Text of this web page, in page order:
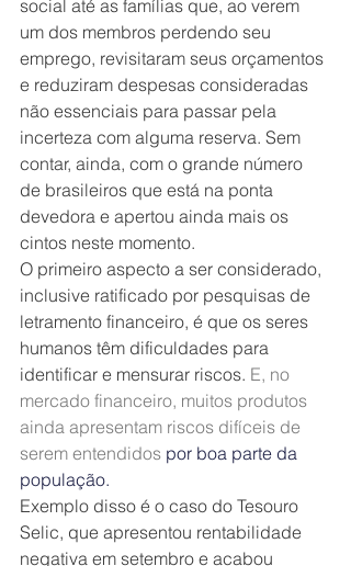
social até as famílias que, ao verem
um dos membros perdendo seu
emprego, revisitaram seus orçamentos
e reduziram despesas consideradas
não essenciais para passar pela
incerteza com alguma reserva. Sem
contar, ainda, com o grande número
de brasileiros que está na ponta
devedora e apertou ainda mais os
cintos neste momento.
O primeiro aspecto a ser considerado,
inclusive ratificado por pesquisas de
letramento financeiro, é que os seres
humanos têm dificuldades para
identificar e mensurar riscos. E, no
mercado financeiro, muitos produtos
ainda apresentam riscos difíceis de
serem entendidos por boa parte da
população.
Exemplo disso é o caso do Tesouro
Selic, que apresentou rentabilidade
negativa em setembro e acabou